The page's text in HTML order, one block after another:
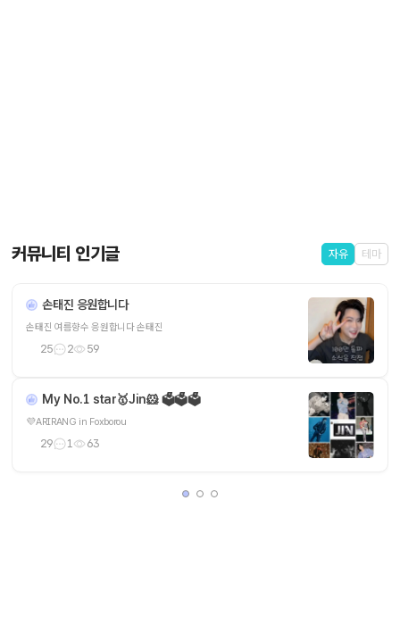
커뮤니티 인기글 자유 테마
손태진 응원합니다
손태진 여름향수 응원합니다 손태진
25 2 59
My No.1 star🥇Jin🐹 🗳️🗳️🗳️
💜ARIRANG in Foxborou
29 1 63